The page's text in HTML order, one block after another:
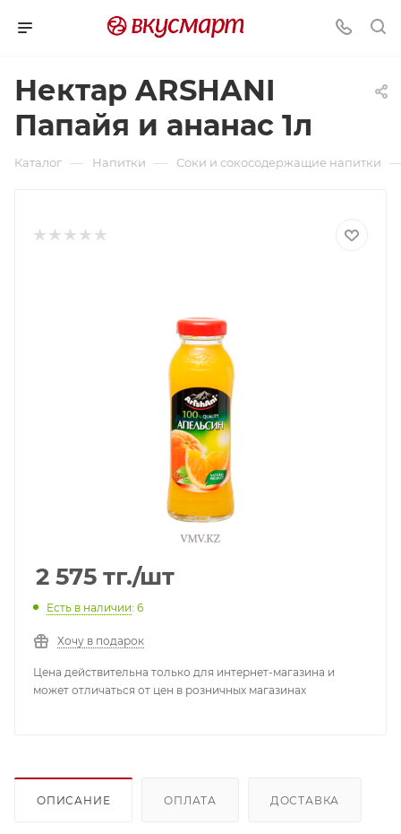
Нектар ARSHANI
Папайя и ананас 1л
Каталог — Напитки — Соки и сокосодержащие напитки
2 575 тг./шт
Есть в наличии: 6
Хочу в подарок
Цена действительна только для интернет-магазина и
может отличаться от цен в розничных магазинах
ОПИСАНИЕ ОПЛАТА ДОСТАВКА